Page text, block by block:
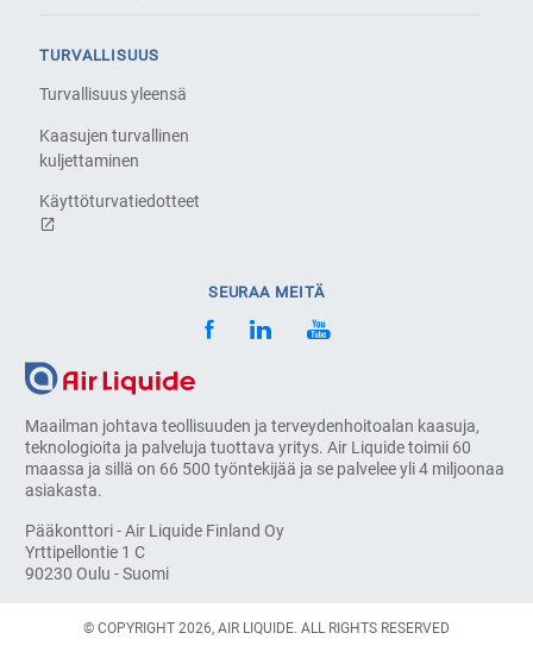
Maailman johtava teollisuuden ja terveydenhoitoalan kaasuja,
teknologioita ja palveluja tuottava yritys. Air Liquide toimii 60
maassa ja sillä on 66 500 työntekijää ja se palvelee yli 4 miljoonaa
asiakasta.
Pääkonttori - Air Liquide Finland Oy
Yrttipellontie 1 C
90230 Oulu - Suomi
TURVALLISUUS
Turvallisuus yleensä
Kaasujen turvallinen
kuljettaminen
Käyttöturvatiedotteet
SEURAA MEITÄ
© COPYRIGHT 2026, AIR LIQUIDE. ALL RIGHTS RESERVED